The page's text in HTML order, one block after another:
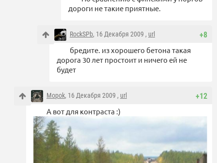
дороги не такие приятные.
+8
RockSPb, 16 Декабря 2009 , url
бредите. из хорошего бетона такая
дорога 30 лет простоит и ничего ей не
будет
+12
Mopok, 16 Декабря 2009 , url
А вот для контраста :)